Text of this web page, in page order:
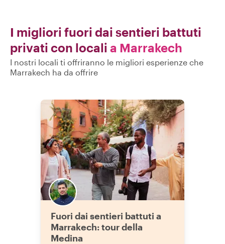
come amico. Speriamo di rincontrarlo
presto!!! "
I migliori fuori dai sentieri battuti
privati con locali a Marrakech
I nostri locali ti offriranno le migliori esperienze che
Marrakech ha da offrire
Fuori dai sentieri battuti a
Marrakech: tour della
Medina